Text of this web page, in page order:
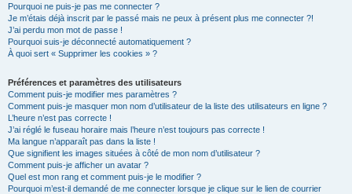
Pourquoi ne puis-je pas me connecter ?
Je m’étais déjà inscrit par le passé mais ne peux à présent plus me connecter ?!
J’ai perdu mon mot de passe !
Pourquoi suis-je déconnecté automatiquement ?
À quoi sert « Supprimer les cookies » ?
Préférences et paramètres des utilisateurs
Comment puis-je modifier mes paramètres ?
Comment puis-je masquer mon nom d’utilisateur de la liste des utilisateurs en ligne ?
L’heure n’est pas correcte !
J’ai réglé le fuseau horaire mais l’heure n’est toujours pas correcte !
Ma langue n’apparaît pas dans la liste !
Que signifient les images situées à côté de mon nom d’utilisateur ?
Comment puis-je afficher un avatar ?
Quel est mon rang et comment puis-je le modifier ?
Pourquoi m’est-il demandé de me connecter lorsque je clique sur le lien de courrier